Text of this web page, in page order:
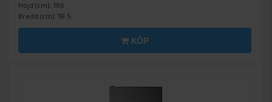
Höjd (cm): 186
Bredd (cm): 59.5
KÖP